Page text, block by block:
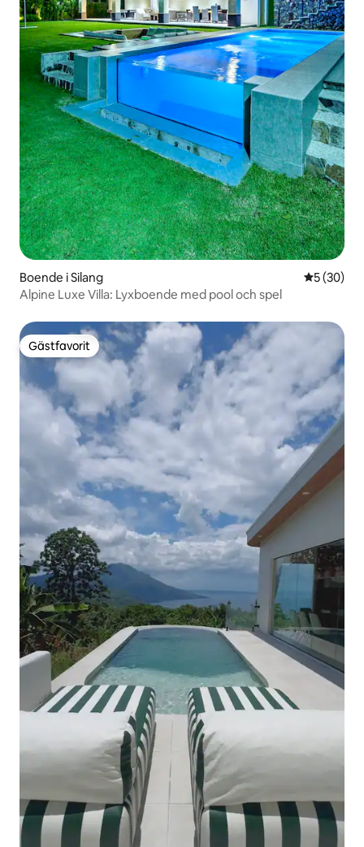
Boende i Silang 5 av 5 i
5 (30)
Alpine Luxe Villa: Lyxboende med pool och spel
Gästfavorit
Gästfavorit